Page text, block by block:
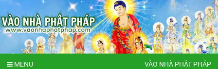
MENU VÀO NHÀ PHẬT PHÁP